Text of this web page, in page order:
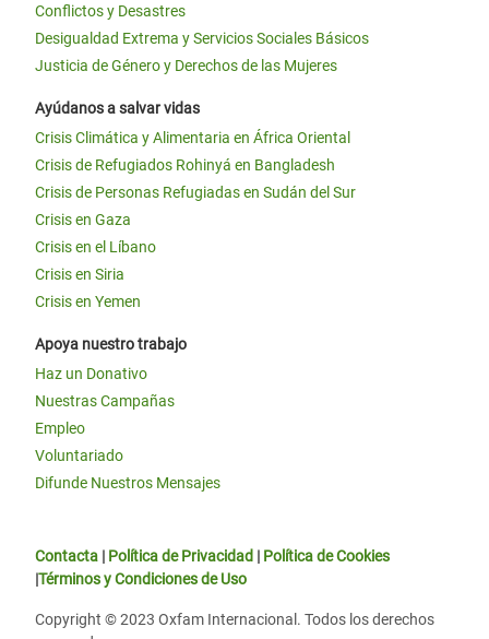
Conflictos y Desastres
Desigualdad Extrema y Servicios Sociales Básicos
Justicia de Género y Derechos de las Mujeres
Ayúdanos a salvar vidas
Crisis Climática y Alimentaria en África Oriental
Crisis de Refugiados Rohinyá en Bangladesh
Crisis de Personas Refugiadas en Sudán del Sur
Crisis en Gaza
Crisis en el Líbano
Crisis en Siria
Crisis en Yemen
Apoya nuestro trabajo
Haz un Donativo
Nuestras Campañas
Empleo
Voluntariado
Difunde Nuestros Mensajes
Contacta | Política de Privacidad | Política de Cookies
|Términos y Condiciones de Uso
Copyright © 2023 Oxfam Internacional. Todos los derechos